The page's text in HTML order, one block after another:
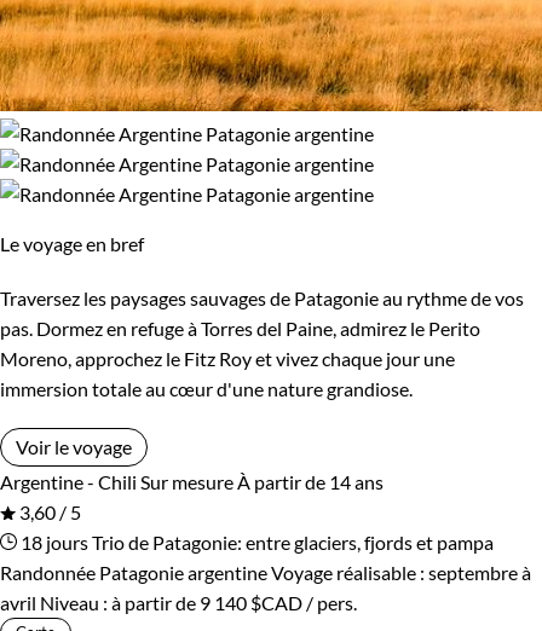
Le voyage en bref
Traversez les paysages sauvages de Patagonie au rythme de vos
pas. Dormez en refuge à Torres del Paine, admirez le Perito
Moreno, approchez le Fitz Roy et vivez chaque jour une
immersion totale au cœur d'une nature grandiose.
Voir le voyage
Argentine - Chili Sur mesure À partir de 14 ans
3,60 / 5
18 joursTrio de Patagonie: entre glaciers, fjords et pampa
Randonnée Patagonie argentineVoyage réalisable : septembre à
avril Niveau : à partir de 9 140 $CAD / pers.